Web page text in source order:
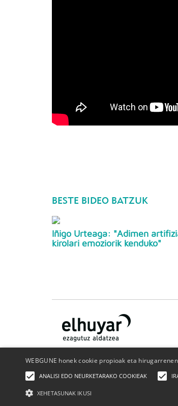
BESTE BIDEO BATZUK
Iñigo Urteaga: "Adimen
kirolari emoziorik kenduko"
WEBGUNE honek cookie propioak eta
ANALISI EDO NEURKETARAKO COOKIEAK
XEHETASUNAK IKUSI